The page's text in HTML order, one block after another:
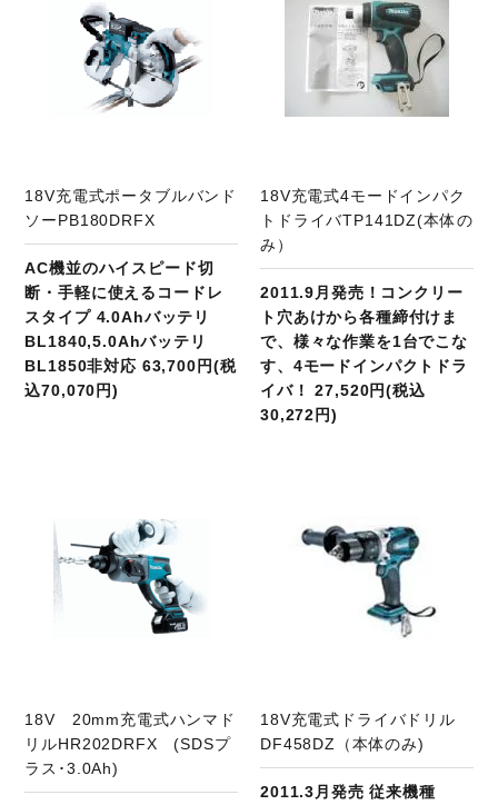
18V充電式ポータブルバンド
ソーPB180DRFX
AC機並のハイスピード切
断・手軽に使えるコードレ
スタイプ 4.0Ahバッテリ
BL1840,5.0Ahバッテリ
BL1850非対応 63,700円(税
込70,070円)
18V充電式4モードインパク
トドライバTP141DZ(本体の
み）
2011.9月発売！コンクリー
ト穴あけから各種締付けま
で、様々な作業を1台でこな
す、4モードインパクトドラ
イバ！ 27,520円(税込
30,272円)
18V 20mm充電式ハンマド
リルHR202DRFX (SDSプ
ラス･3.0Ah)
18V充電式ドライバドリル
DF458DZ（本体のみ)
2011.3月発売 従来機種